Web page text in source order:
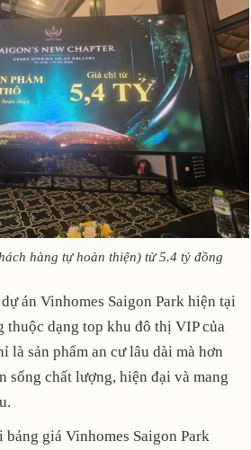
hàng tự hoàn thiện) từ 5.4 tỷ đồng
án Vinhomes Saigon Park hiện tại
thuộc dạng top khu đô thị VIP của
là sản phẩm an cư lâu dài mà hơn
sống chất lượng, hiện đại và mang
giá Vinhomes Saigon Park